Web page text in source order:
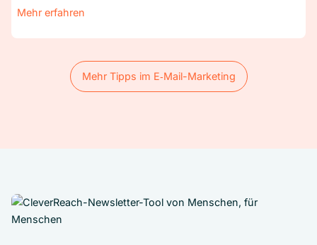
Mehr erfahren
Mehr Tipps im E‑Mail-Marketing
Mehr Tipps im E‑Mail-Marketing